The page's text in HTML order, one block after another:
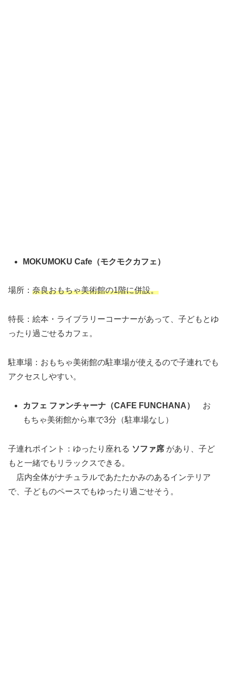
MOKUMOKU Cafe（モクモクカフェ）
場所： 奈良おもちゃ美術館の1階に併設。
特長：絵本・ライブラリーコーナーがあって、子どもとゆ
ったり過ごせるカフェ。
駐車場：おもちゃ美術館の駐車場が使えるので子連れでも
アクセスしやすい。
カフェ ファンチャーナ（CAFE FUNCHANA）
お
もちゃ美術館から車で3分（駐車場なし）
子連れポイント：ゆったり座れる ソファ席 があり、子ど
もと一緒でもリラックスできる。
店内全体がナチュラルであたたかみのあるインテリア
で、子どものペースでもゆったり過ごせそう。